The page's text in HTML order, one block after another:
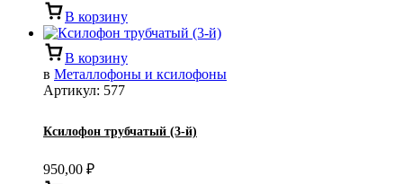
В корзину
В корзину
в Металлофоны и ксилофоны
Артикул: 577
Ксилофон трубчатый (3-й)
950,00 ₽